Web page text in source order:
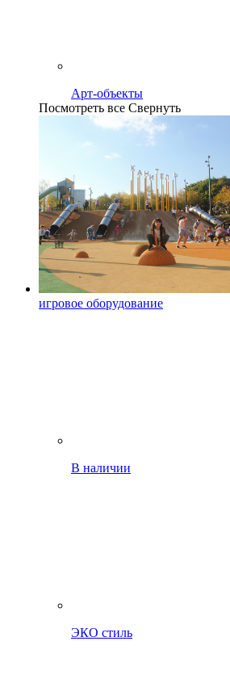
Арт-объекты
Посмотреть все Свернуть
игровое оборудование
В наличии
ЭКО стиль